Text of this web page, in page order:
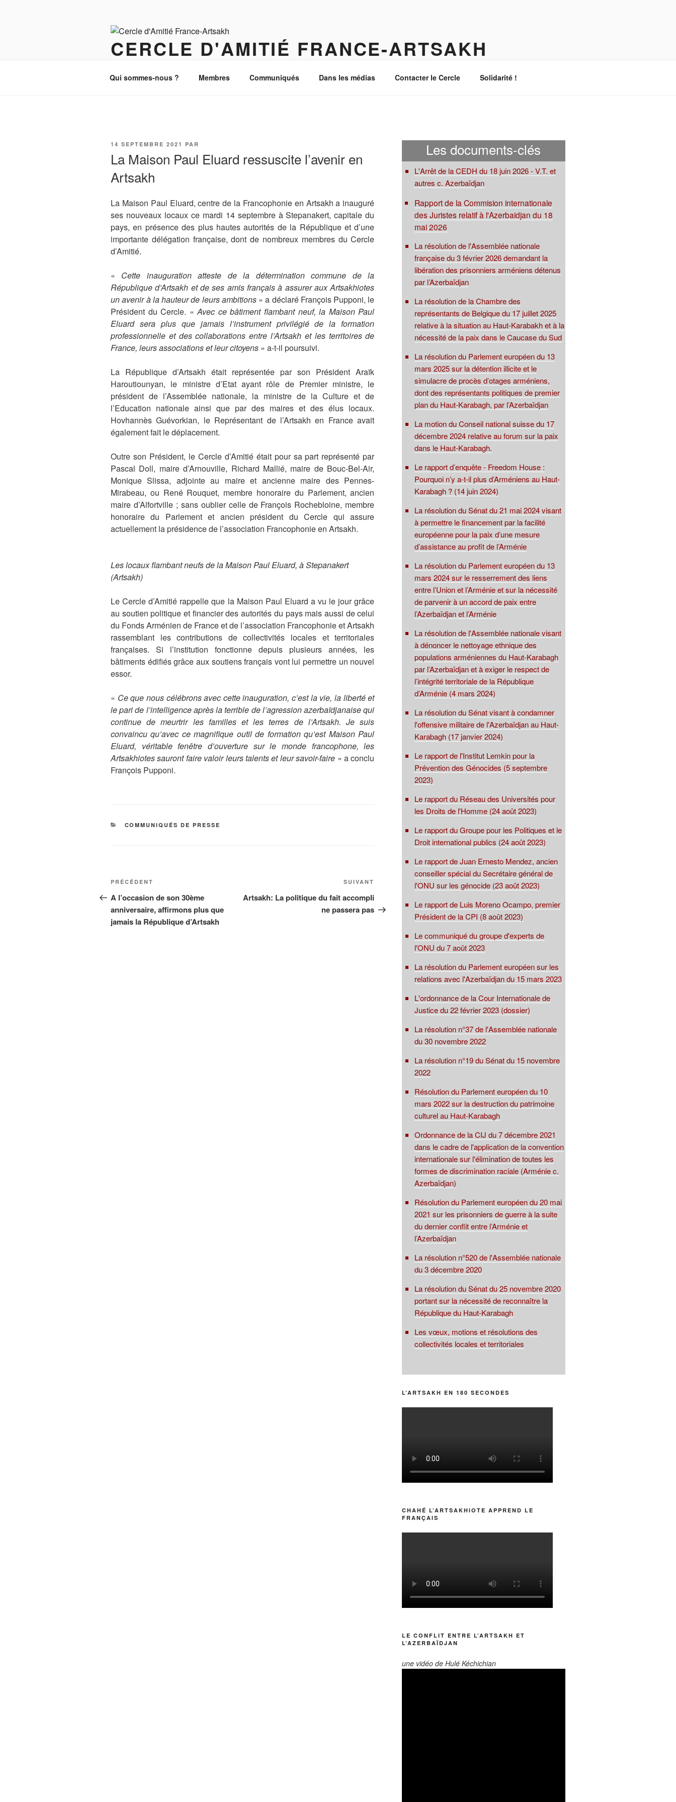
CERCLE D'AMITIÉ FRANCE-ARTSAKH
Qui sommes-nous ? Membres Communiqués Dans les médias Contacter le Cercle Solidarité !
PUBLIÉ
14 SEPTEMBRE 2021 PAR
La Maison Paul Eluard ressuscite l’avenir en
Artsakh
La Maison Paul Eluard, centre de la Francophonie en Artsakh a inauguré
ses nouveaux locaux ce mardi 14 septembre à Stepanakert, capitale du
pays, en présence des plus hautes autorités de la République et d’une
importante délégation française, dont de nombreux membres du Cercle
d’Amitié.
« Cette inauguration atteste de la détermination commune de la
République d’Artsakh et de ses amis français à assurer aux Artsakhiotes
un avenir à la hauteur de leurs ambitions» a déclaré François Pupponi, le
Président du Cercle. «Avec ce bâtiment flambant neuf, la Maison Paul
Eluard sera plus que jamais l’instrument privilégié de la formation
professionnelle et des collaborations entre l’Artsakh et les territoires de
France, leurs associations et leur citoyens » a-t-il poursuivi.
La République d’Artsakh était représentée par son Président Araïk
Haroutiounyan, le ministre d’Etat ayant rôle de Premier ministre, le
président de l’Assemblée nationale, la ministre de la Culture et de
l’Education nationale ainsi que par des maires et des élus locaux.
Hovhannès Guévorkian, le Représentant de l’Artsakh en France avait
également fait le déplacement.
Outre son Président, le Cercle d’Amitié était pour sa part représenté par
Pascal Doll, maire d’Arnouville, Richard Mallié, maire de Bouc-Bel-Air,
Monique Slissa, adjointe au maire et ancienne maire des Pennes-
Mirabeau, ou René Rouquet, membre honoraire du Parlement, ancien
maire d’Alfortville ; sans oublier celle de François Rochebloine, membre
honoraire du Parlement et ancien président du Cercle qui assure
actuellement la présidence de l’association Francophonie en Artsakh.
Les locaux flambant neufs de la Maison Paul Eluard, à Stepanakert
(Artsakh)
Le Cercle d’Amitié rappelle que la Maison Paul Eluard a vu le jour grâce
au soutien politique et financier des autorités du pays mais aussi de celui
du Fonds Arménien de France et de l’association Francophonie et Artsakh
rassemblant les contributions de collectivités locales et territoriales
françaises. Si l’institution fonctionne depuis plusieurs années, les
bâtiments édifiés grâce aux soutiens français vont lui permettre un nouvel
essor.
« Ce que nous célébrons avec cette inauguration, c’est la vie, la liberté et
le pari de l’intelligence après la terrible de l’agression azerbaïdjanaise qui
continue de meurtrir les familles et les terres de l’Artsakh. Je suis
convaincu qu’avec ce magnifique outil de formation qu’est Maison Paul
Eluard, véritable fenêtre d’ouverture sur le monde francophone, les
Artsakhiotes sauront faire valoir leurs talents et leur savoir-faire » a conclu
François Pupponi.
CATÉGORIES
COMMUNIQUÉS DE PRESSE
Navigation
de
l’article
Article
précédent
PRÉCÉDENT
A l’occasion de son 30ème
anniversaire, affirmons plus que
jamais la République d’Artsakh
suivant
SUIVANT
Artsakh: La politique du fait accompli
ne passera pas
Les documents-clés
L'Arrêt de la CEDH du 18 juin 2026 - V.T. et
autres c. Azerbaïdjan
Rapport de la Commision internationale
des Juristes relatif à l'Azerbaidjan du 18
mai 2026
La résolution de l'Assemblée nationale
française du 3 février 2026 demandant la
libération des prisonniers arméniens détenus
par l’Azerbaïdjan
La résolution de la Chambre des
représentants de Belgique du 17 juillet 2025
relative à la situation au Haut-Karabakh et à la
nécessité de la paix dans le Caucase du Sud
La résolution du Parlement européen du 13
mars 2025 sur la détention illicite et le
simulacre de procès d’otages arméniens,
dont des représentants politiques de premier
plan du Haut-Karabagh, par l’Azerbaïdjan
La motion du Conseil national suisse du 17
décembre 2024 relative au forum sur la paix
dans le Haut-Karabagh.
Le rapport d’enquête - Freedom House :
Pourquoi n’y a-t-il plus d’Arméniens au Haut-
Karabagh ? (14 juin 2024)
La résolution du Sénat du 21 mai 2024 visant
à permettre le financement par la facilité
européenne pour la paix d’une mesure
d’assistance au profit de l’Arménie
La résolution du Parlement européen du 13
mars 2024 sur le resserrement des liens
entre l’Union et l’Arménie et sur la nécessité
de parvenir à un accord de paix entre
l’Azerbaïdjan et l’Arménie
La résolution de l'Assemblée nationale visant
à dénoncer le nettoyage ethnique des
populations arméniennes du Haut-Karabagh
par l’Azerbaïdjan et à exiger le respect de
l’intégrité territoriale de la République
d’Arménie (4 mars 2024)
La résolution du Sénat visant à condamner
l'offensive militaire de l'Azerbaïdjan au Haut-
Karabagh (17 janvier 2024)
Le rapport de l'Institut Lemkin pour la
Prévention des Génocides (5 septembre
2023)
Le rapport du Réseau des Universités pour
les Droits de l'Homme (24 août 2023)
Le rapport du Groupe pour les Politiques et le
Droit international publics (24 août 2023)
Le rapport de Juan Ernesto Mendez, ancien
conseiller spécial du Secrétaire général de
l'ONU sur les génocide (23 août 2023)
Le rapport de Luis Moreno Ocampo, premier
Président de la CPI (8 août 2023)
Le communiqué du groupe d'experts de
l'ONU du 7 août 2023
La résolution du Parlement européen sur les
relations avec l'Azerbaïdjan du 15 mars 2023
L'ordonnance de la Cour Internationale de
Justice du 22 février 2023 (dossier)
La résolution n°37 de l'Assemblée nationale
du 30 novembre 2022
La résolution n°19 du Sénat du 15 novembre
2022
Résolution du Parlement européen du 10
mars 2022 sur la destruction du patrimoine
culturel au Haut-Karabagh
Ordonnance de la CIJ du 7 décembre 2021
dans le cadre de l'application de la convention
internationale sur l'élimination de toutes les
formes de discrimination raciale (Arménie c.
Azerbaïdjan)
Résolution du Parlement européen du 20 mai
2021 sur les prisonniers de guerre à la suite
du dernier conflit entre l’Arménie et
l’Azerbaïdjan
La résolution n°520 de l'Assemblée nationale
du 3 décembre 2020
La résolution du Sénat du 25 novembre 2020
portant sur la nécessité de reconnaître la
République du Haut-Karabagh
Les vœux, motions et résolutions des
collectivités locales et territoriales
L’ARTSAKH EN 180 SECONDES
CHAHÉ L’ARTSAKHIOTE APPREND LE
FRANÇAIS
LE CONFLIT ENTRE L’ARTSAKH ET
L’AZERBAÏDJAN
une vidéo de Hulé Kéchichian